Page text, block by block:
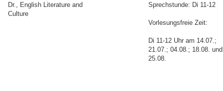
Dr., English Literature and
Culture
Sprechstunde: Di 11-12
Vorlesungsfreie Zeit:
Di 11-12 Uhr am 14.07.;
21.07.; 04.08.; 18.08. und
25.08.